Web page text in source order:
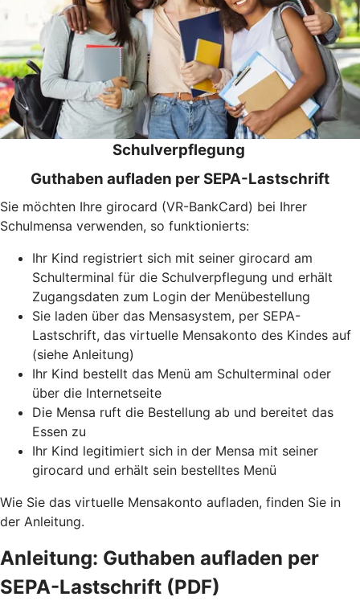
Schulverpflegung
Guthaben aufladen per SEPA-Lastschrift
Sie möchten Ihre girocard (VR-BankCard) bei Ihrer
Schulmensa verwenden, so funktionierts:
Ihr Kind registriert sich mit seiner girocard am
Schulterminal für die Schulverpflegung und erhält
Zugangsdaten zum Login der Menübestellung
Sie laden über das Mensasystem, per SEPA-
Lastschrift, das virtuelle Mensakonto des Kindes auf
(siehe Anleitung)
Ihr Kind bestellt das Menü am Schulterminal oder
über die Internetseite
Die Mensa ruft die Bestellung ab und bereitet das
Essen zu
Ihr Kind legitimiert sich in der Mensa mit seiner
girocard und erhält sein bestelltes Menü
Wie Sie das virtuelle Mensakonto aufladen, finden Sie in
der Anleitung.
Anleitung: Guthaben aufladen per
SEPA-Lastschrift (PDF)